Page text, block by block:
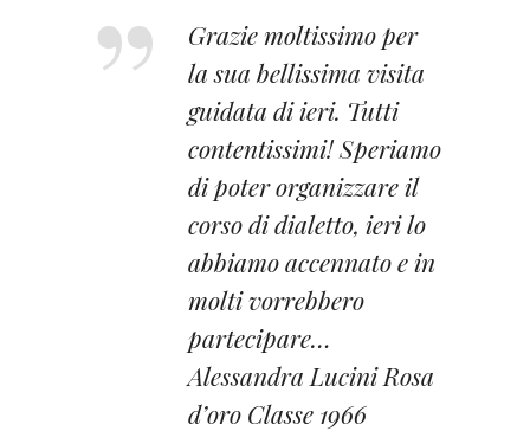
Grazie moltissimo per
la sua bellissima visita
guidata di ieri. Tutti
contentissimi! Speriamo
di poter organizzare il
corso di dialetto, ieri lo
abbiamo accennato e in
molti vorrebbero
partecipare…
Alessandra Lucini Rosa
d’oro Classe 1966